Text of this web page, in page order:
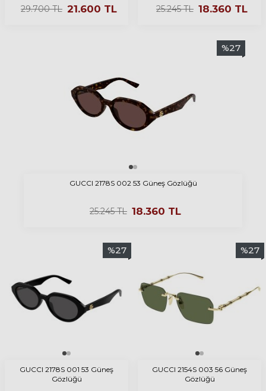
29.700TL 21.600 TL 25.245TL 18.360 TL
%27
GUCCI 2178S 002 53 Güneş Gözlüğü
25.245TL 18.360 TL
%27
GUCCI 2178S 001 53 Güneş
Gözlüğü
%27
GUCCI 2154S 003 56 Güneş
Gözlüğü